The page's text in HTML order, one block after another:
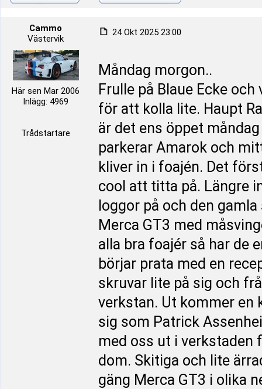
Cammo
Västervik
Här sen Mar 2006
Inlägg: 4969
Trådstartare
24 Okt 2025 23:00
Måndag morgon..
Frulle på Blaue Ecke
för att kolla lite. Haupt
är det ens öppet
parkerar Amarok och
kliver in i foajén. Det
cool att titta på. Längre
loggor på och den
Merca GT3 med
alla bra foajér så har de
börjar prata med en
skruvar lite på sig och
verkstan. Ut kommer en
sig som Patrick
med oss ut i verkstaden
dom. Skitiga och lite
gäng Merca GT3 i olika